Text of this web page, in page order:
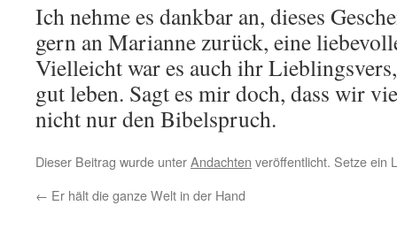
Ich nehme es dankbar an, dieses
gern an Marianne zurück, eine
Vielleicht war es auch ihr
gut leben. Sagt es mir doch, dass wir
nicht nur den Bibelspruch.
Dieser Beitrag wurde unterAndachten veröffentlicht. Setze ein
← Er hält die ganze Welt in der Hand